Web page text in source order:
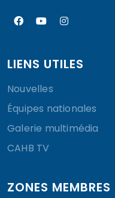
LIENS UTILES
Nouvelles
Équipes nationales
Galerie multimédia
CAHB TV
ZONES MEMBRES